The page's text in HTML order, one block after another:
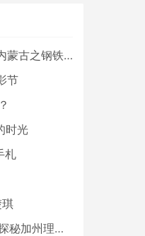
铁骄子，魅力包头
节
时光
札
博士生活 [上集]